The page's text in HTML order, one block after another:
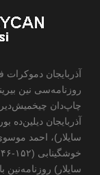
آذربایجان دموکرات
چاپ‌دان چیخمیش‌دیر.
سایلار)